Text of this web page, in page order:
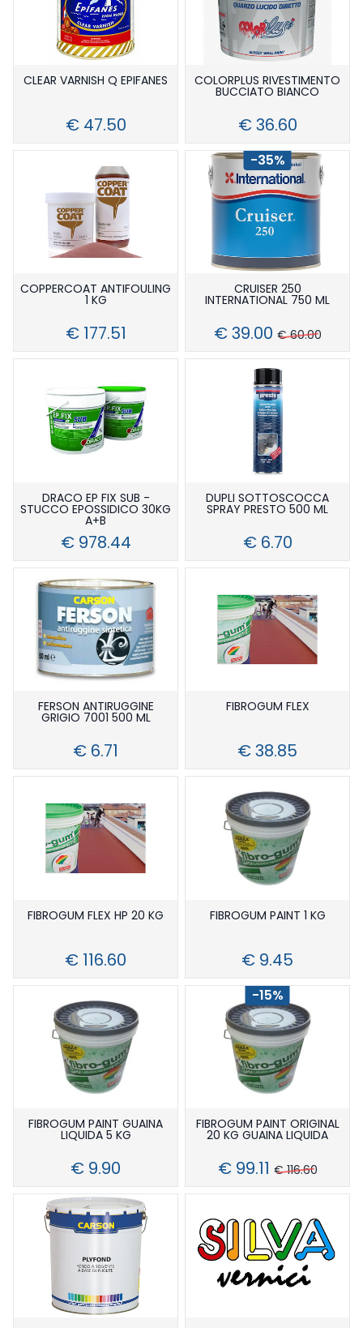
CLEAR VARNISH Q EPIFANES
€ 47.50
COLORPLUS RIVESTIMENTO
BUCCIATO BIANCO
€ 36.60
COPPERCOAT ANTIFOULING
1 KG
€ 177.51
CRUISER 250
INTERNATIONAL 750 ML
€ 39.00 € 60.00
-35%
DRACO EP FIX SUB -
STUCCO EPOSSIDICO 30KG
A+B
€ 978.44
DUPLI SOTTOSCOCCA
SPRAY PRESTO 500 ML
€ 6.70
FERSON ANTIRUGGINE
GRIGIO 7001 500 ML
€ 6.71
FIBROGUM FLEX
€ 38.85
FIBROGUM FLEX HP 20 KG
€ 116.60
FIBROGUM PAINT 1 KG
€ 9.45
FIBROGUM PAINT GUAINA
LIQUIDA 5 KG
€ 9.90
FIBROGUM PAINT ORIGINAL
20 KG GUAINA LIQUIDA
€ 99.11 € 116.60
-15%